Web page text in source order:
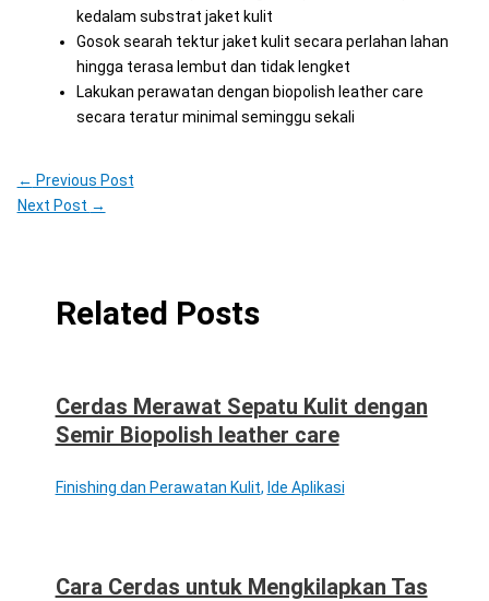
kedalam substrat jaket kulit
Gosok searah tektur jaket kulit secara perlahan lahan
hingga terasa lembut dan tidak lengket
Lakukan perawatan dengan biopolish leather care
secara teratur minimal seminggu sekali
← Previous Post
Next Post →
Related Posts
Cerdas Merawat Sepatu Kulit dengan
Semir Biopolish leather care
Finishing dan Perawatan Kulit, Ide Aplikasi
Cara Cerdas untuk Mengkilapkan Tas